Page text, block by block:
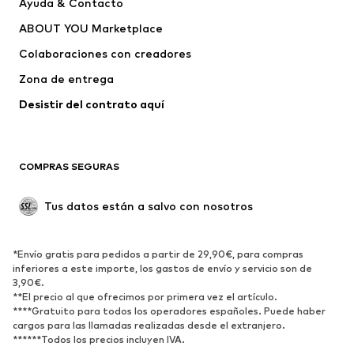
Lyle & Scott
ABOUT YOU Marketplace
Colaboraciones con creadores
Zona de entrega
Desistir del contrato aquí
COMPRAS SEGURAS
Tus datos están a salvo con nosotros
*Envío gratis para pedidos a partir de 29,90€, para compras
inferiores a este importe, los gastos de envío y servicio son de
3,90€.
**El precio al que ofrecimos por primera vez el artículo.
****Gratuito para todos los operadores españoles. Puede haber
cargos para las llamadas realizadas desde el extranjero.
******Todos los precios incluyen IVA.